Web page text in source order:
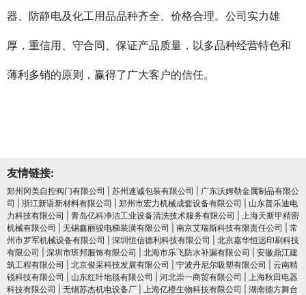
器、防静电及化工用品品种齐全、价格合理。公司实力雄
厚，重信用、守合同、保证产品质量，以多品种经营特色和
薄利多销的原则，赢得了广大客户的信任。
友情链接:
郑州冈美自控阀门有限公司 苏州速诚包装有限公司
广东沃姆勒金属制品有限公
司
浙江新语新材料有限公司 郑州市宏力机械成套设备有限公司
山东普乐迪电
力科技有限公司
青岛亿科净洁工业设备清洗技术服务有限公司
上海天斯甲精密
机械有限公司
无锡鑫丽骏电梯装潢有限公司 南京艾瑞斯科技有限责任公司
常
州市罗军机械设备有限公司
深圳恒信德利科技有限公司
北京嘉华恒远印刷科技
有限公司
深圳市班邦服饰有限公司 北海市乐飞防水补漏有限公司
安徽鼎江建
筑工程有限公司
北京俊采科技发展有限公司 宁波丹尼尔吸塑有限公司
云南精
锐科技有限公司
山东红叶地毯有限公司 河北崇一商贸有限公司
上海秋田电器
科技有限公司
无锡苏杰机电设备厂 上海亿橙生物科技有限公司
湖南德方舞台